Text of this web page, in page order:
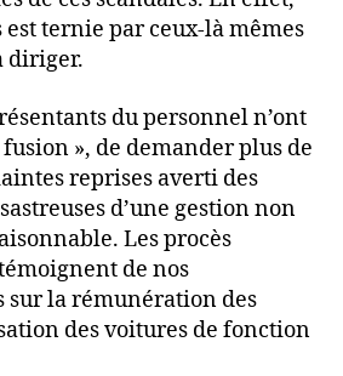
est ternie par ceux-là mêmes
diriger.
du personnel n’ont
fusion », de demander plus de
reprises averti des
d’une gestion non
Les procès
de nos
sur la rémunération des
des voitures de fonction